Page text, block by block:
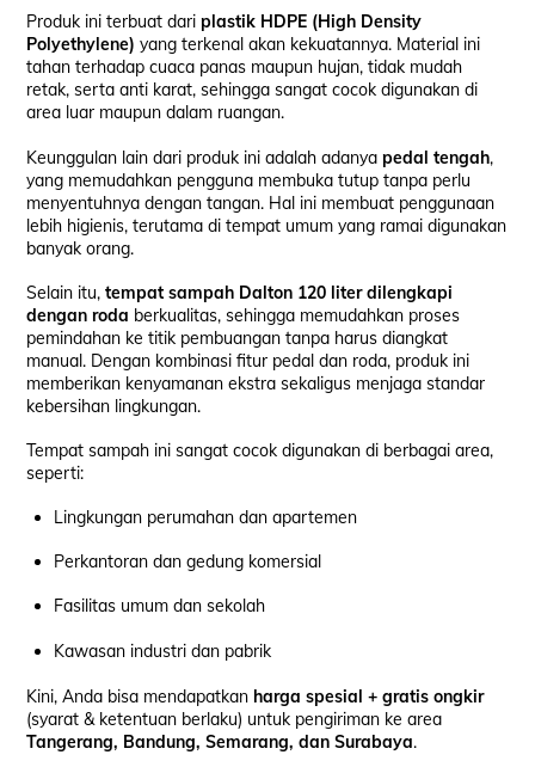
Produk ini terbuat dariplastik HDPE (High Density
Polyethylene) yang terkenal akan kekuatannya. Material ini
tahan terhadap cuaca panas maupun hujan, tidak mudah
retak, serta anti karat, sehingga sangat cocok digunakan di
area luar maupun dalam ruangan.
Keunggulan lain dari produk ini adalah adanyapedal tengah,
yang memudahkan pengguna membuka tutup tanpa perlu
menyentuhnya dengan tangan. Hal ini membuat penggunaan
lebih higienis, terutama di tempat umum yang ramai digunakan
banyak orang.
Selain itu,tempat sampah Dalton 120 liter dilengkapi
dengan roda berkualitas, sehingga memudahkan proses
pemindahan ke titik pembuangan tanpa harus diangkat
manual. Dengan kombinasi fitur pedal dan roda, produk ini
memberikan kenyamanan ekstra sekaligus menjaga standar
kebersihan lingkungan.
Tempat sampah ini sangat cocok digunakan di berbagai area,
seperti:
Lingkungan perumahan dan apartemen
Perkantoran dan gedung komersial
Fasilitas umum dan sekolah
Kawasan industri dan pabrik
Kini, Anda bisa mendapatkan harga spesial + gratis ongkir
(syarat & ketentuan berlaku) untuk pengiriman ke area
Tangerang, Bandung, Semarang, dan Surabaya.